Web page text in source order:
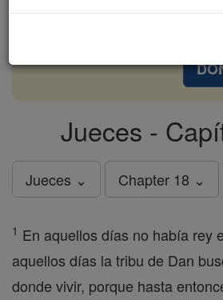
free for all. Be Courageous.
Jueces -
Jueces ⌄ Chapter 18 ⌄
1 En aquellos días no había rey
aquellos días la tribu de Dan
donde vivir, porque hasta